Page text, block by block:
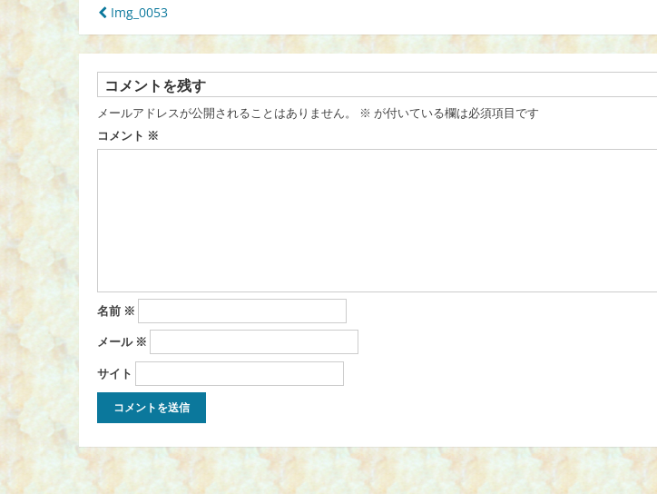
投
稿
ナ
ビ
ゲ
ー
シ
ョ
ン
Img_0053
コメントを残す
メールアドレスが公開されることはありません。 ※ が付いている欄は必須項目です
コメント ※
名前 ※
メール ※
サイト